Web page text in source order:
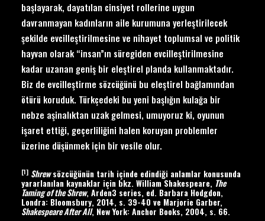
başlayarak, dayatılan cinsiyet rollerine uygun
davranmayan kadınların aile kurumuna yerleştirilecek
şekilde evcilleştirilmesine ve nihayet toplumsal ve politik
hayvan olarak “insan”ın süregiden evcilleştirilmesine
kadar uzanan geniş bir eleştirel planda kullanmaktadır.
Biz de evcilleştirme sözcüğünü bu eleştirel bağlamından
ötürü koruduk. Türkçedeki bu yeni başlığın kulağa bir
nebze aşinalıktan uzak gelmesi, umuyoruz ki, oyunun
işaret ettiği, geçerliliğini halen koruyan problemler
üzerine düşünmek için bir vesile olur.
[1] Shrewsözcüğünün tarih içinde edindiği anlamlar konusunda
yararlanılan kaynaklar için bkz. William Shakespeare, The
Taming of the Shrew, Arden3 series, ed. Barbara Hodgdon,
Londra: Bloomsbury, 2014, s. 39-40 ve Marjorie Garber,
Shakespeare After All, New York: Anchor Books, 2004, s. 66.